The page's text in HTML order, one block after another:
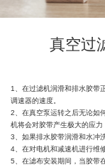
真空过
1、在过滤机润滑和排水胶带
调速器的速度。
2、在真空泵运转之后无论如
机将会对胶带产生极大的应力
3、如果排水胶带润滑和水冲
4、在对电机和减速机进行维
5、在滤布安装期间，当胶带